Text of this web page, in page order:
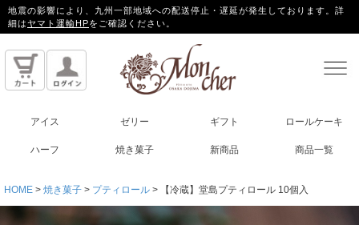
地震の影響により、九州一部地域への配送停止・遅延が発生しております。詳
細はヤマト運輸HPをご確認ください。
アイス ゼリー ギフト ロールケーキ
ハーフ 焼き菓子 新商品 商品一覧
HOME 焼き菓子 プティロール 【冷蔵】堂島プティロール 10個入